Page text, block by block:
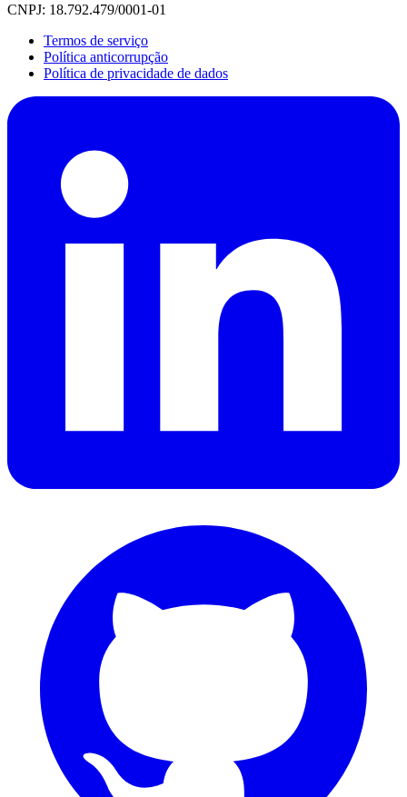
CNPJ: 18.792.479/0001-01
Termos de serviço
Política anticorrupção
Política de privacidade de dados